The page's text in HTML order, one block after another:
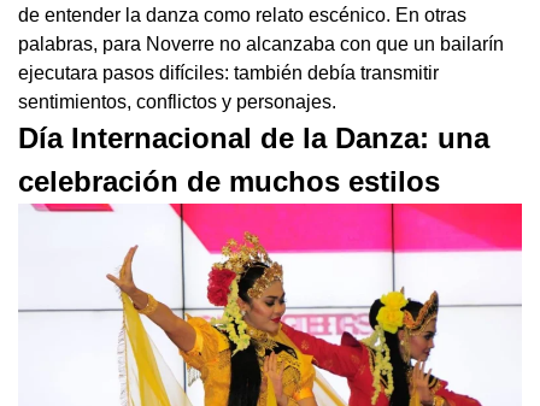
de entender la danza como relato escénico. En otras
palabras, para Noverre no alcanzaba con que un bailarín
ejecutara pasos difíciles: también debía transmitir
sentimientos, conflictos y personajes.
Día Internacional de la Danza: una
celebración de muchos estilos